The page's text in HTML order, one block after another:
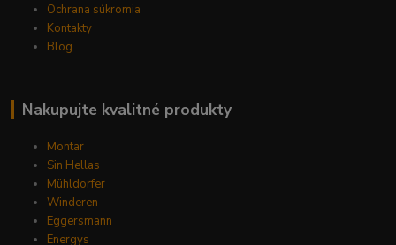
Ochrana súkromia
Kontakty
Blog
Nakupujte kvalitné produkty
Montar
Sin Hellas
Mühldorfer
Winderen
Eggersmann
Energys